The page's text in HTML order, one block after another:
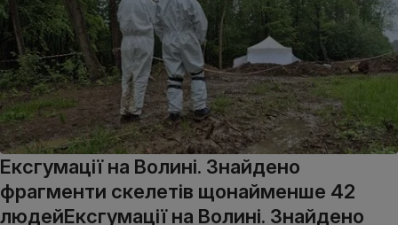
Ексгумації на Волині. Знайдено
фрагменти скелетів щонайменше 42
людейЕксгумації на Волині. Знайдено